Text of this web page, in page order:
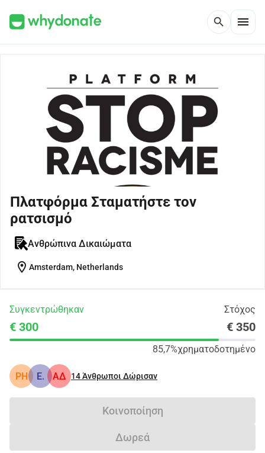
search menu
Πλατφόρμα Σταματήστε τον
ρατσισμό
Ανθρώπινα Δικαιώματα
location_on Amsterdam, Netherlands
Συγκεντρώθηκαν Στόχος
€ 300 € 350
85,7%χρηματοδοτημένο
PH E. ΑΔ 14Άνθρωποι Δώρισαν
Κοινοποίηση
Δωρεά